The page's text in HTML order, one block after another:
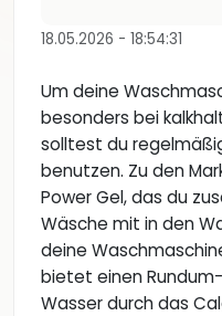
18.05.2026 - 18:54:31
Um deine
besonders bei
solltest du
benutzen. Zu den
Power Gel, das du
Wäsche mit in den
deine
bietet einen
Wasser durch das